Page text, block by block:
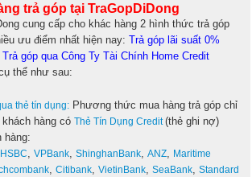
trả góp tại TraGopDiDong
cung cấp cho khác hàng 2 hình thức trả góp
ưu điểm nhất hiện nay:Trả góp lãi suất 0%
Trả góp qua Công Ty Tài Chính Home Credit
thể như sau:
thẻ tín dụng: Phương thức mua hàng trả góp chỉ
khách hàng cóThẻ Tín Dụng Credit(thẻ ghi nợ)
hàng:
HSBC ,VPBank ,ShinghanBank ,ANZ
Maritime
,Citibank ,VietinBank ,SeaBank ,Standard